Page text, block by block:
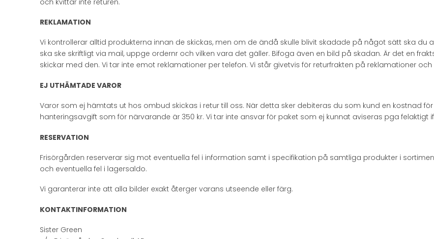
REKLAMATION
Vi kontrollerar alltid produkterna innan de skickas, men om de ändå skulle blivit skadade på något sätt ska
ska ske skriftligt via mail, uppge ordernr och vilken vara det gäller. Bifoga även en bild på skadan. Är det en
skickar med den. Vi tar inte emot reklamationer per telefon. Vi står givetvis för returfrakten på reklamationer och
EJ UTHÄMTADE VAROR
Varor som ej hämtats ut hos ombud skickas i retur till oss. När detta sker debiteras du som kund en kostnad
hanteringsavgift som för närvarande är 350 kr. Vi tar inte ansvar för paket som ej kunnat aviseras pga
RESERVATION
Frisörgården reserverar sig mot eventuella fel i information samt i specifikation på samtliga produkter i
och eventuella fel i lagersaldo.
Vi garanterar inte att alla bilder exakt återger varans utseende eller färg.
KONTAKTINFORMATION
Sister Green